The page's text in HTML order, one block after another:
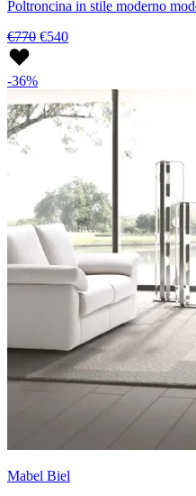
Poltroncina in stile moderno
€770 €540
-36%
Mabel Biel